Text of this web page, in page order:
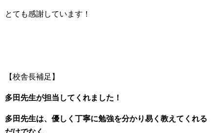
とても感謝しています！
【校舎長補足】
多田先生が担当してくれました！
多田先生は、優しく丁寧に勉強を分かり易く教えてくれる